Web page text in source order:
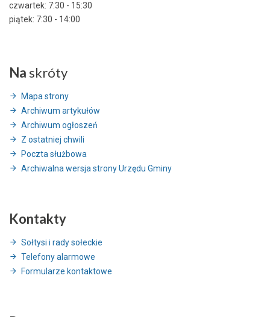
czwartek: 7:30 - 15:30
piątek: 7:30 - 14:00
Na skróty
Mapa strony
Archiwum artykułów
Archiwum ogłoszeń
Z ostatniej chwili
Poczta służbowa
Archiwalna wersja strony Urzędu Gminy
Kontakty
Sołtysi i rady sołeckie
Telefony alarmowe
Formularze kontaktowe